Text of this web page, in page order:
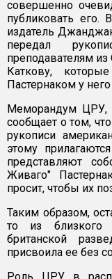
совершенно
публиковать его.
издатель
передал
преподавателям
Каткову,
Пастернаком у
Меморандум ЦРУ,
сообщает о том,
рукописи
этому
представляют
Живаго"
просит, чтобы их
Таким образом,
то из близкого
британской
присвоила ее без
Роль ЦРУ в